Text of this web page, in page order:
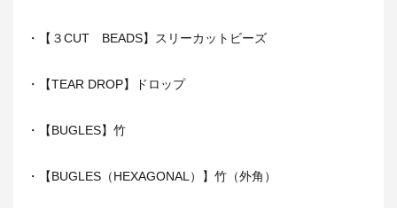
・【３CUT BEADS】スリーカットビーズ
・【TEAR DROP】ドロップ
・【BUGLES】竹
・【BUGLES （HEXAGONAL ）】竹（外角）